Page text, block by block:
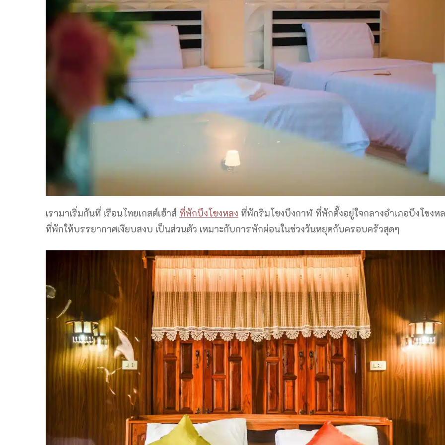
เรามาเริ่มกันที่ เรือนไทยเกสต์เฮ้าส์ ที่พักบึงโขงหลง ที่พักริมโขงบึงกาฬ ที่พักตั้งอยู่ใจกลางอำเภอบึงโขงห
ที่พักให้บรรยากาศเงียบสงบ เป็นส่วนตัว เหมาะกับการพักผ่อนในช่วงวันหยุดกับครอบครัวสุดๆ